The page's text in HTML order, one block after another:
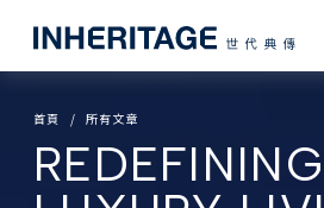
首頁 所有文章
REDEFINING